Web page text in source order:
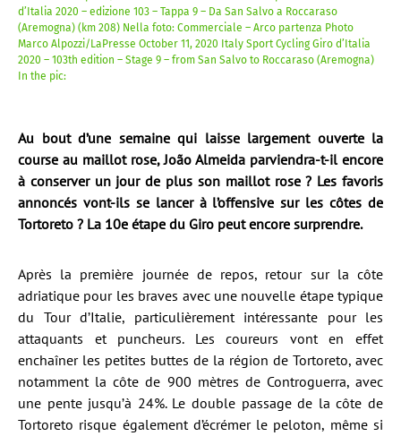
d’Italia 2020 – edizione 103 – Tappa 9 – Da San Salvo a Roccaraso
(Aremogna) (km 208) Nella foto: Commerciale – Arco partenza Photo
Marco Alpozzi/LaPresse October 11, 2020 Italy Sport Cycling Giro d’Italia
2020 – 103th edition – Stage 9 – from San Salvo to Roccaraso (Aremogna)
In the pic:
Au bout d’une semaine qui laisse largement ouverte la
course au maillot rose, João Almeida parviendra-t-il encore
à conserver un jour de plus son maillot rose ? Les favoris
annoncés vont-ils se lancer à l’offensive sur les côtes de
Tortoreto ? La 10e étape du Giro peut encore surprendre.
Après la première journée de repos, retour sur la côte
adriatique pour les braves avec une nouvelle étape typique
du Tour d’Italie, particulièrement intéressante pour les
attaquants et puncheurs. Les coureurs vont en effet
enchaîner les petites buttes de la région de Tortoreto, avec
notamment la côte de 900 mètres de Controguerra, avec
une pente jusqu’à 24%. Le double passage de la côte de
Tortoreto risque également d’écrémer le peloton, même si